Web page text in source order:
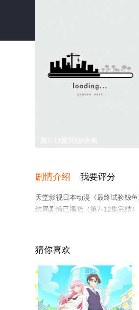
剧情介绍 我要评分
天堂影视日本动漫《最终试验鲸
结局剧情已揭晓（第7-12集完结
猜你喜欢